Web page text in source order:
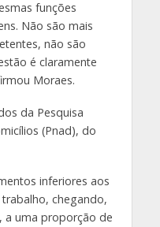
funções
Não são mais
não são
é claramente
Moraes.
da Pesquisa
(Pnad), do
inferiores aos
chegando,
a uma proporção de